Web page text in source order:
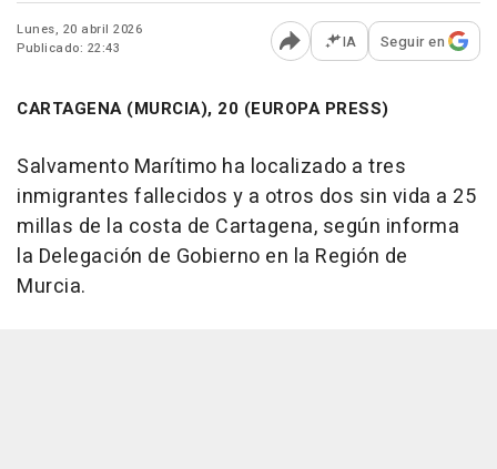
Lunes, 20 abril 2026
Publicado: 22:43
Abrir opciones para
IA Seguir en
CARTAGENA (MURCIA), 20 (EUROPA PRESS)
Salvamento Marítimo ha localizado a tres
inmigrantes fallecidos y a otros dos sin vida a 25
millas de la costa de Cartagena, según informa
la Delegación de Gobierno en la Región de
Murcia.